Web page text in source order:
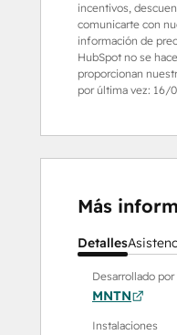
incentivos,
comunicarte con
información de
HubSpot no se
proporcionan
por última vez: 16/
Más
Detalles
Desarrollado por
MNTN
Instalaciones